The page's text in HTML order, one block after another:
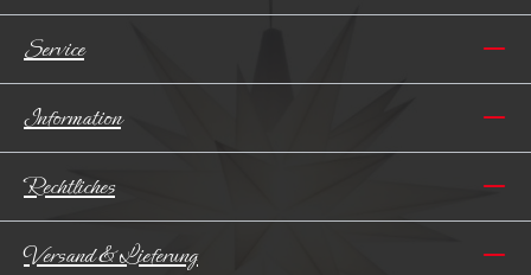
Service
Information
Rechtliches
Versand & Lieferung